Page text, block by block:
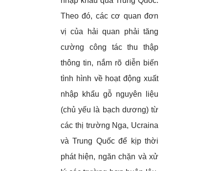
Theo đó, các cơ quan đơn
vị của hải quan phải tăng
cường công tác thu thập
thông tin, nắm rõ diễn biến
tình hình về hoạt động xuất
nhập khẩu gỗ nguyên liệu
(chủ yếu là bạch dương) từ
các thị trường Nga, Ucraina
và Trung Quốc để kịp thời
phát hiện, ngăn chặn và xử